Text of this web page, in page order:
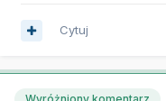
Cytuj